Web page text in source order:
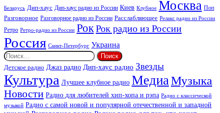
Беларусь Дип-хаус Дип-хаус радио из России Киев Клубное Москва Поп
Разговорное Разговорное радио из России Расслабляющее Релакс радио из России
Ретро Ретро-радио из России РокРок радио из России
Россия Санкт-Петербург Украина
Найти:
Детское радио Джаз радио Дип-хаус радио Звезды
Культура Лучшее клубное радио МедиаМузыка
Новости Радио для любителей хип-хопа и рэпа Радио с классической
музыкой Радио с самой новой и популярной отечественной и западной